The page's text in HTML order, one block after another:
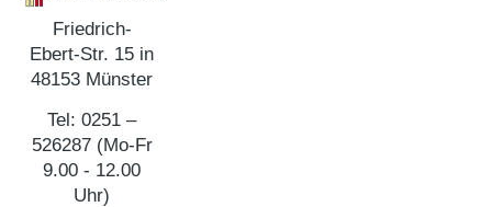
Friedrich-
Ebert-Str. 15 in
48153 Münster
Tel: 0251 –
526287 (Mo-Fr
9.00 - 12.00
Uhr)